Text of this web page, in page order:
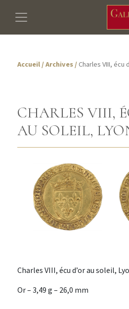
Accueil /Archives /Charles VIII, écu
CHARLES VIII,
AU SOLEIL,
Charles VIII, écu d’or au soleil,
Or – 3,49 g – 26,0 mm